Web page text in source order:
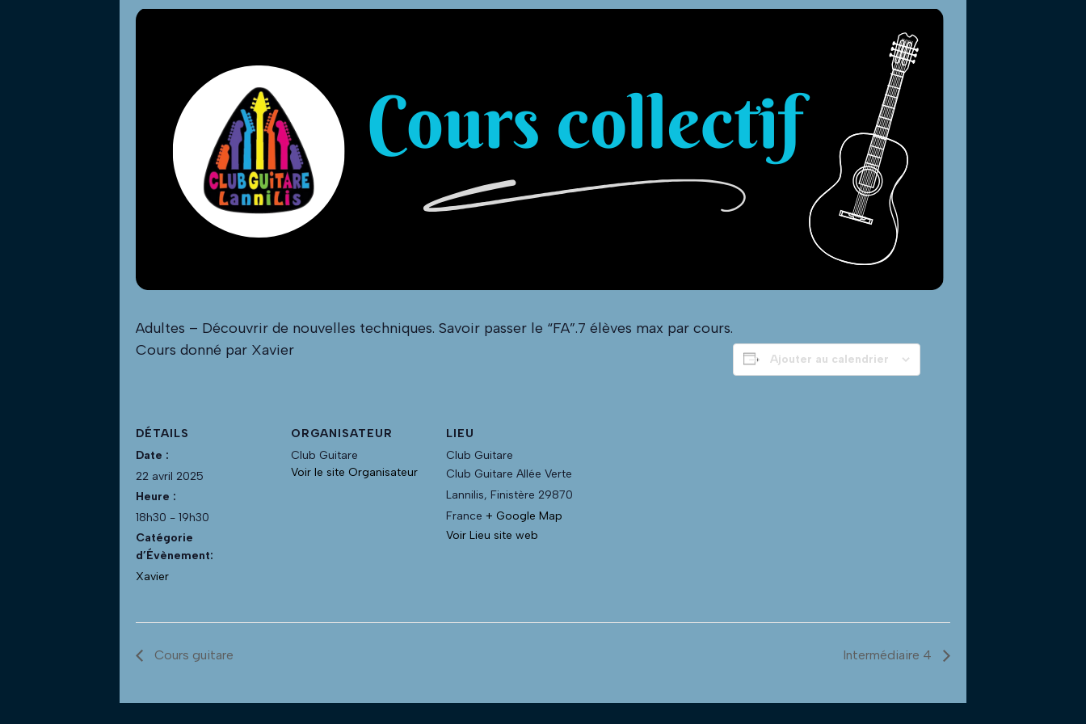
Adultes – Découvrir de nouvelles techniques. Savoir passer le “FA”.7 élèves max par cours.
Cours donné par Xavier
Ajouter au calendrier
DÉTAILS
Date :
22 avril 2025
Heure :
18h30 - 19h30
Catégorie
d’Évènement:
Xavier
ORGANISATEUR
Club Guitare
Voir le site Organisateur
LIEU
Club Guitare
Club Guitare Allée Verte
Lannilis, Finistère 29870
France + Google Map
Voir Lieu site web
Cours guitare Intermédiaire 4